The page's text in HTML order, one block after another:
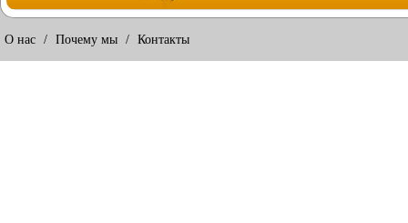
О нас / Почему мы / Контакты